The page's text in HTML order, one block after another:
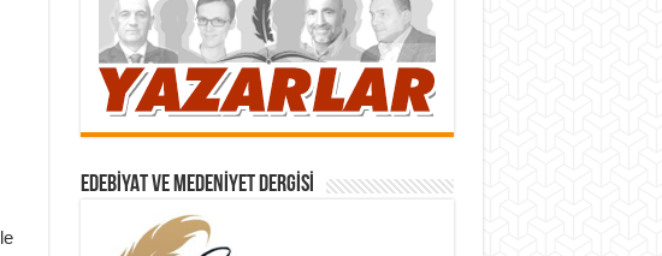
EDEBIYAT VE MEDENIYET DERGISI